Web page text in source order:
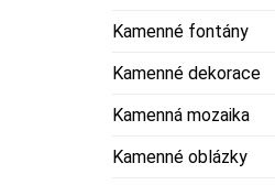
Kamenné fontány
Kamenné dekorace
Kamenná mozaika
Kamenné oblázky